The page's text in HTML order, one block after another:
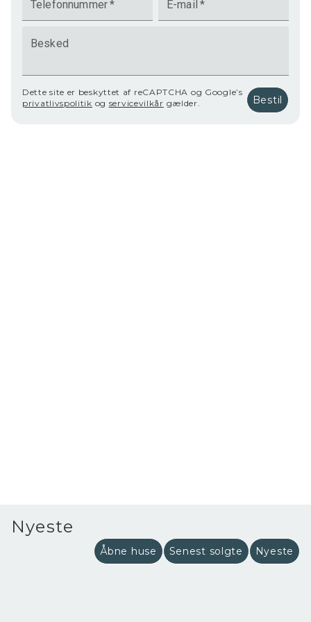
Telefonnummer* E-mail *
Besked
Dette site er beskyttet af reCAPTCHA og Google’s
privatlivspolitik og servicevilkår gælder. Bestil
Nyeste
Åbne huse Senest solgte Nyeste